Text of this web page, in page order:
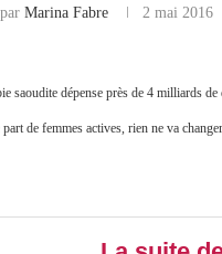
Marina Fabre 2 mai 2016
saoudite dépense près de 4 milliards
part de femmes actives, rien ne va